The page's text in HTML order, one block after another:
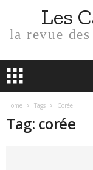
Les
la revue
Home Tags Corée
Tag: corée